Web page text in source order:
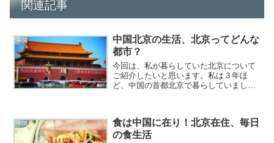
関連記事
中国
中国北京の生活、北京ってどんな
都市？
今回は、私が暮らしていた北京について
ご紹介したいと思います。私は３年ほ
ど、中国の首都北京で暮らしていまし
中国
食は中国に在り！北京在住、毎日
の食生活